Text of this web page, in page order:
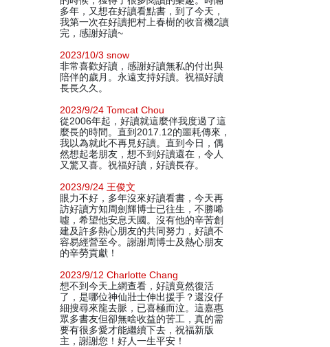
多年，又想在好讀看點書，到了今天，
我第一次在好讀把村上春樹的收音機2讀
完，感謝好讀~
2023/10/3 snow
非常喜歡好讀，感謝好讀無私的付出與
陪伴的歲月。永遠支持好讀。祝福好讀
長長久久。
2023/9/24 Tomcat Chou
從2006年起，好讀就這麼伴我度過了這
麼長的時間。直到2017.12的噩耗傳來，
我以為就此不再見好讀。直到今日，偶
然想起老朋友，想不到好讀還在，令人
又驚又喜。祝福好讀，好讀長存。
2023/9/24 王俊文
眼力不好，多年沒來好讀看書，今天再
訪好讀方知周劍輝博士已往生，不勝唏
噓，希望他安息天國。沒有他的辛苦創
建及許多熱心朋友的共同努力，好讀不
容易經營至今。謝謝周博士及熱心朋友
的辛勞貢獻！
2023/9/12 Charlotte Chang
想不到今天上網查看，好讀竟然復活
了，是哪位神仙壯士伸出援手？還沒仔
細搜尋來龍去脈，已喜極而泣。這嘉惠
眾多書友但卻無啥收益的苦工，真的需
要有很多愛才能繼續下去，祝福新版
主，謝謝您！好人一生平安！